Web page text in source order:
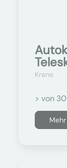
Krane
> von